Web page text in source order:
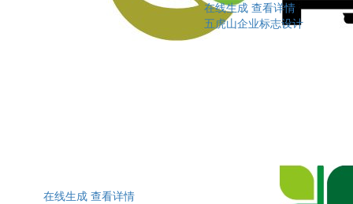
在线生成 查看详情
在线生成 查看详情
五虎山企业标志设计